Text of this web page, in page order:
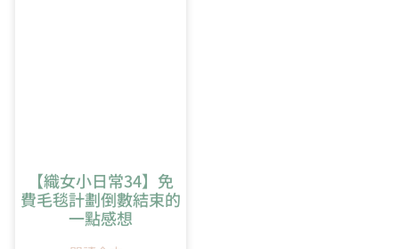
【織女小日常34】免
費毛毯計劃倒數結束的
一點感想